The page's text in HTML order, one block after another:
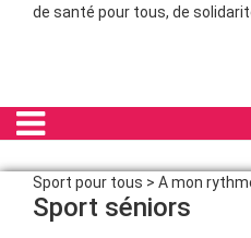
de santé pour tous, de
Sport pour tous > A mon
Sport séniors